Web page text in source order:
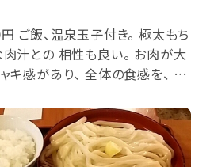
ご飯、温泉玉子付き。 極太もち
肉汁との 相性も良い。 お肉が大
キ感があり、 全体の食感を、 心